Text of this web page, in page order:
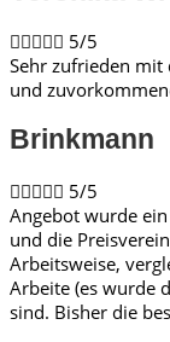
 5/5
Sehr zufrieden
und
Brinkmann​
 5/5
Angebot wurde
und die
Arbeitsweise,
Arbeite (es wurde
sind. Bisher die